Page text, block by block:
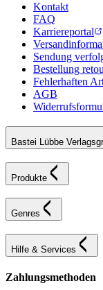
Kontakt
FAQ
Karriereportal
Sendung
Bestellung
Fehlerhaften
AGB
Bastei Lübbe
Produkte
Genres
Hilfe & Services
Zahlungsmethoden